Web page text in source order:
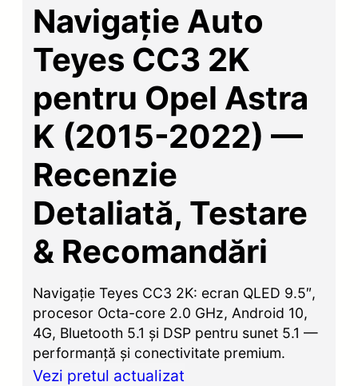
Navigație Auto
Teyes CC3 2K
pentru Opel Astra
K (2015-2022) —
Recenzie
Detaliată, Testare
& Recomandări
Navigație Teyes CC3 2K: ecran QLED 9.5″,
procesor Octa-core 2.0 GHz, Android 10,
4G, Bluetooth 5.1 și DSP pentru sunet 5.1 —
performanță și conectivitate premium.
Vezi pretul actualizat